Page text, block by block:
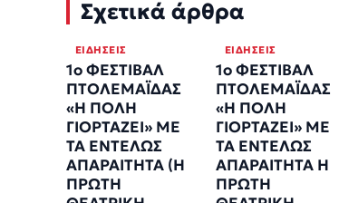
Σχετικά άρθρα
ΕΙΔΉΣΕΙΣ
1ο ΦΕΣΤΙΒΑΛ
ΠΤΟΛΕΜΑΪΔΑΣ
«Η ΠΟΛΗ
ΓΙΟΡΤΑΖΕΙ» ΜΕ
ΤΑ ΕΝΤΕΛΩΣ
ΑΠΑΡΑΙΤΗΤΑ (Η
ΠΡΩΤΗ
ΕΙΔΉΣΕΙΣ
1ο ΦΕΣΤΙΒΑΛ
ΠΤΟΛΕΜΑΪΔΑΣ
«Η ΠΟΛΗ
ΓΙΟΡΤΑΖΕΙ» ΜΕ
ΤΑ ΕΝΤΕΛΩΣ
ΑΠΑΡΑΙΤΗΤΑ Η
ΠΡΩΤΗ